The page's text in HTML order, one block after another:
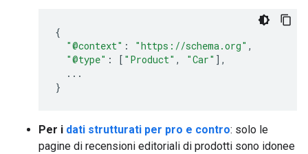
{
"@context" : "https://schema.org" ,
"@type" : [ "Product" , "Car" ],
...
}
Per i dati strutturati per pro e contro: solo le
pagine di recensioni editoriali di prodotti sono idonee